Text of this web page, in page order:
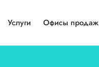
Услуги Офисы продаж